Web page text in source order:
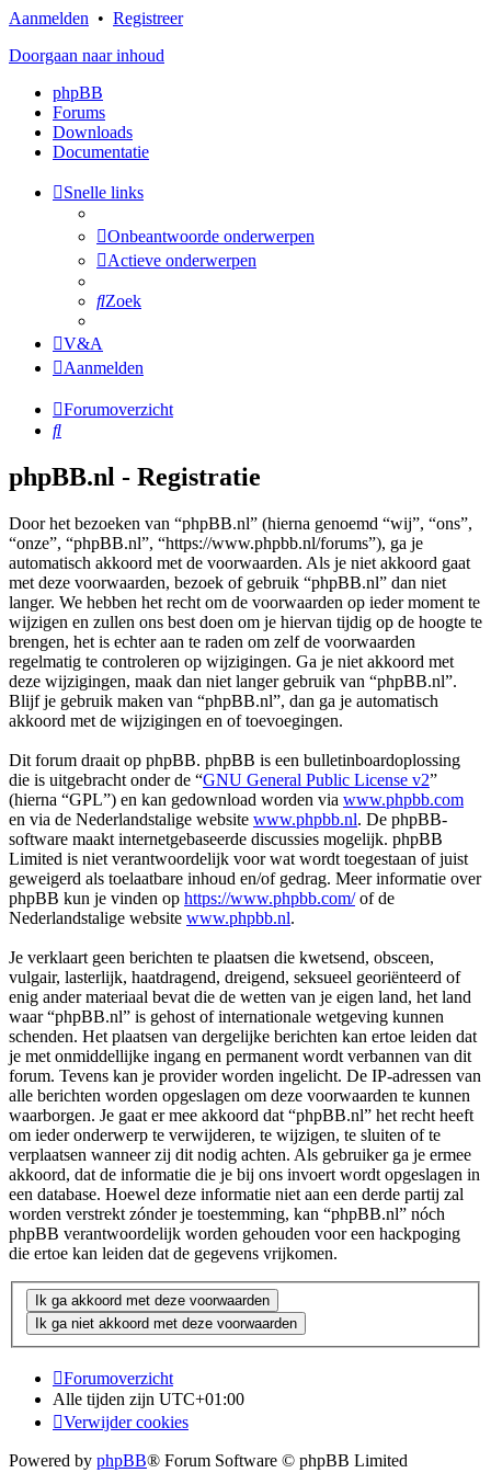
Aanmelden • Registreer
Doorgaan naar inhoud
phpBB
Forums
Downloads
Documentatie
Snelle links
Onbeantwoorde onderwerpen
Actieve onderwerpen
Zoek
V&A
Aanmelden
Forumoverzicht
Zoek
phpBB.nl - Registratie
Door het bezoeken van “phpBB.nl” (hierna genoemd “wij”, “ons”,
“onze”, “phpBB.nl”, “https://www.phpbb.nl/forums”), ga je
automatisch akkoord met de voorwaarden. Als je niet akkoord gaat
met deze voorwaarden, bezoek of gebruik “phpBB.nl” dan niet
langer. We hebben het recht om de voorwaarden op ieder moment te
wijzigen en zullen ons best doen om je hiervan tijdig op de hoogte te
brengen, het is echter aan te raden om zelf de voorwaarden
regelmatig te controleren op wijzigingen. Ga je niet akkoord met
deze wijzigingen, maak dan niet langer gebruik van “phpBB.nl”.
Blijf je gebruik maken van “phpBB.nl”, dan ga je automatisch
akkoord met de wijzigingen en of toevoegingen.
Dit forum draait op phpBB. phpBB is een bulletinboardoplossing
die is uitgebracht onder de “GNU General Public License v2”
(hierna “GPL”) en kan gedownload worden via www.phpbb.com
en via de Nederlandstalige website www.phpbb.nl. De phpBB-
software maakt internetgebaseerde discussies mogelijk. phpBB
Limited is niet verantwoordelijk voor wat wordt toegestaan of juist
geweigerd als toelaatbare inhoud en/of gedrag. Meer informatie over
phpBB kun je vinden op https://www.phpbb.com/of de
Nederlandstalige website www.phpbb.nl.
Je verklaart geen berichten te plaatsen die kwetsend, obsceen,
vulgair, lasterlijk, haatdragend, dreigend, seksueel georiënteerd of
enig ander materiaal bevat die de wetten van je eigen land, het land
waar “phpBB.nl” is gehost of internationale wetgeving kunnen
schenden. Het plaatsen van dergelijke berichten kan ertoe leiden dat
je met onmiddellijke ingang en permanent wordt verbannen van dit
forum. Tevens kan je provider worden ingelicht. De IP-adressen van
alle berichten worden opgeslagen om deze voorwaarden te kunnen
waarborgen. Je gaat er mee akkoord dat “phpBB.nl” het recht heeft
om ieder onderwerp te verwijderen, te wijzigen, te sluiten of te
verplaatsen wanneer zij dit nodig achten. Als gebruiker ga je ermee
akkoord, dat de informatie die je bij ons invoert wordt opgeslagen in
een database. Hoewel deze informatie niet aan een derde partij zal
worden verstrekt zónder je toestemming, kan “phpBB.nl” nóch
phpBB verantwoordelijk worden gehouden voor een hackpoging
die ertoe kan leiden dat de gegevens vrijkomen.
Forumoverzicht
Alle tijden zijn UTC+01:00
Verwijder cookies
Powered by phpBB® Forum Software © phpBB Limited